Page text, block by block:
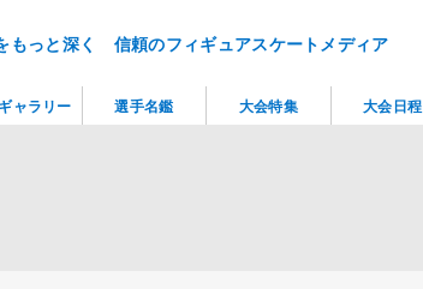
もっと深く 信頼のフィギュアスケートメディア
ャラリー 選手名鑑 大会特集 大会日程